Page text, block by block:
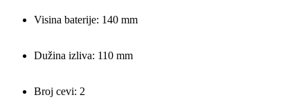
Visina baterije: 140 mm
Dužina izliva: 110 mm
Broj cevi: 2